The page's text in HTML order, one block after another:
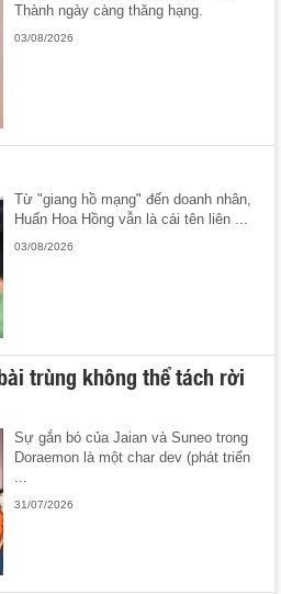
Thành ngày càng thăng hạng.
03/08/2026
Từ "giang hồ mạng" đến doanh nhân,
Huấn Hoa Hồng vẫn là cái tên liên ...
03/08/2026
trùng không thể tách rời
Sự gắn bó của Jaian và Suneo trong
Doraemon là một char dev (phát triển
31/07/2026